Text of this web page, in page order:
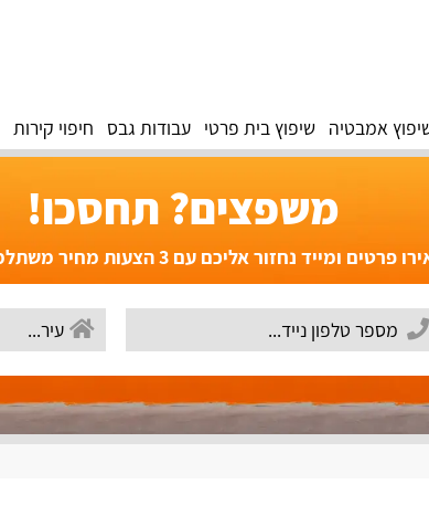
אמבטיה שיפוץ בית פרטי עבודות גבס חיפוי קירות
משפצים? תחסכו!
ומייד נחזור אליכם עם 3 הצעות מחיר משתלמות במיוחד!